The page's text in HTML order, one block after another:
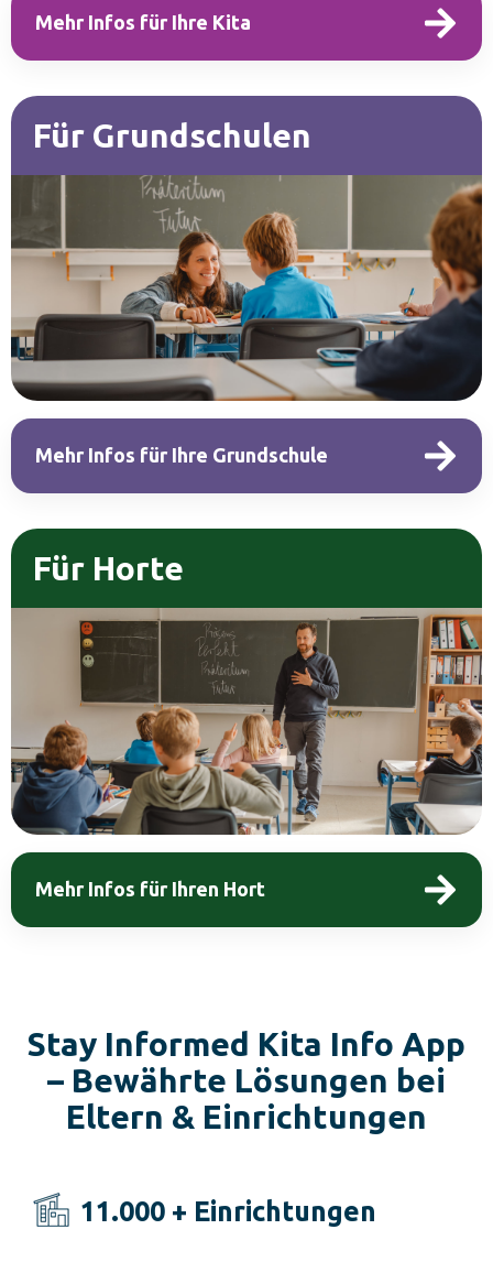
Mehr Infos für Ihre Kita
Für Grundschulen
Mehr Infos für Ihre Grundschule
Für Horte
Mehr Infos für Ihren Hort
Stay Informed Kita Info App
– Bewährte Lösungen bei
Eltern & Einrichtungen
11.000 + Einrichtungen